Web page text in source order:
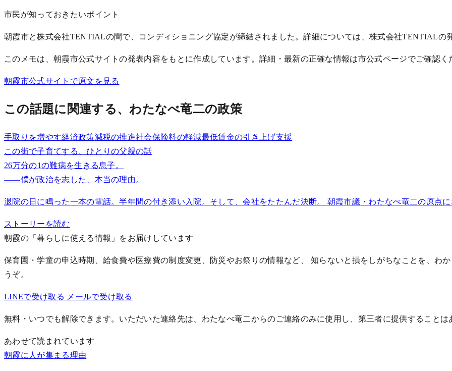
市民が知っておきたいポイント
朝霞市と株式会社TENTIALの間で、コンディショニング協定が締結されました。詳細については、株式会社TENTIALの
このメモは、朝霞市公式サイトの発表内容をもとに作成しています。詳細・最新の正確な情報は市公式ページでご確認く
朝霞市公式サイトで原文を見る
この話題に関連する、わたなべ竜二の政策
手取りを増やす経済政策減税の推進社会保険料の軽減最低賃金の引き上げ支援
この街で子育てする、ひとりの父親の話
26万分の1の難病を生きる息子。
——僕が政治を志した、本当の理由。
退院の日に鳴った一本の電話。半年間の付き添い入院。そして、会社をたたんだ決断。 朝霞市議・わたなべ竜二の原点
ストーリーを読む
朝霞の「暮らしに使える情報」をお届けしています
保育園・学童の申込時期、給食費や医療費の制度変更、防災やお祭りの情報など、 知らないと損をしがちなことを、わ
うぞ。
LINEで受け取る メールで受け取る
無料・いつでも解除できます。いただいた連絡先は、わたなべ竜二からのご連絡のみに使用し、第三者に提供することは
あわせて読まれています
朝霞に人が集まる理由